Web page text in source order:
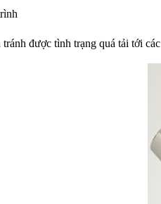
được tình trạng quá tải tới